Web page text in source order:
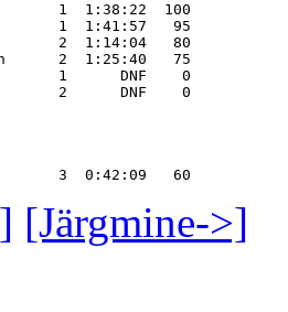
1  1:38:22  100
1  1:41:57   95
2  1:14:04   80
2  1:25:40   75
1      DNF    0
2      DNF    0
[Järgmine->]